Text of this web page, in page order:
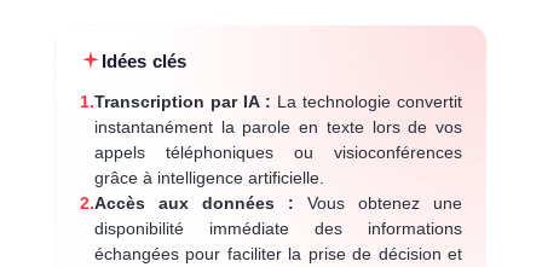
Idées clés
1.Transcription par IA : La technologie convertit
instantanément la parole en texte lors de vos
appels téléphoniques ou visioconférences
grâce à intelligence artificielle.
2.Accès aux données : Vous obtenez une
disponibilité immédiate des informations
échangées pour faciliter la prise de décision et